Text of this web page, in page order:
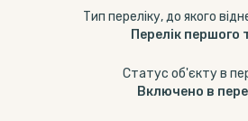
Тип переліку, до якого
Перелік першого
Статус об'єкту в
Включено в